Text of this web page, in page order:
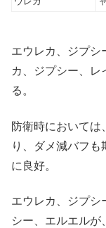
エウレカ、ジプシ
カ、ジプシー、レ
る。
防衛時においては
り、ダメ減バフ
に良好。
エウレカ、ジプシ
シー、エルエルが